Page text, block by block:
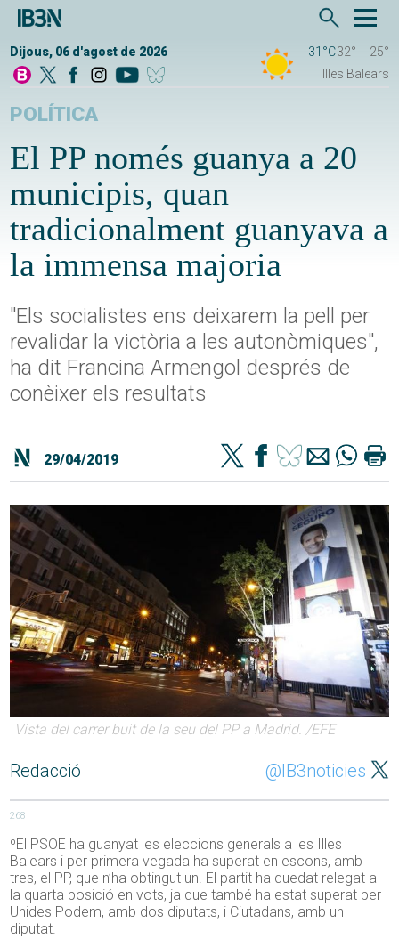
Dijous, 06 d'agost de 2026 31°C32°
25°
Illes Balears
POLÍTICA
El PP només guanya a 20
municipis, quan
tradicionalment guanyava a
la immensa majoria
"Els socialistes ens deixarem la pell per
revalidar la victòria a les autonòmiques",
ha dit Francina Armengol després de
conèixer els resultats
29/04/2019
Vista del carrer buit de la seu del PP a Madrid. /EFE
Redacció @IB3noticies
268
ºEl PSOE ha guanyat les eleccions generals a les Illes
Balears i per primera vegada ha superat en escons, amb
tres, el PP, que n’ha obtingut un. El partit ha quedat relegat a
la quarta posició en vots, ja que també ha estat superat per
Unides Podem, amb dos diputats, i Ciutadans, amb un
diputat.